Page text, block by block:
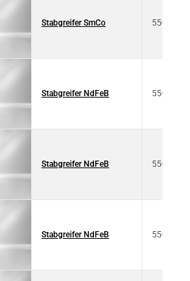
Stabgreifer SmCo 550 4011
Stabgreifer NdFeB 550 4010
Stabgreifer NdFeB 550 4010
Stabgreifer NdFeB 550 4010